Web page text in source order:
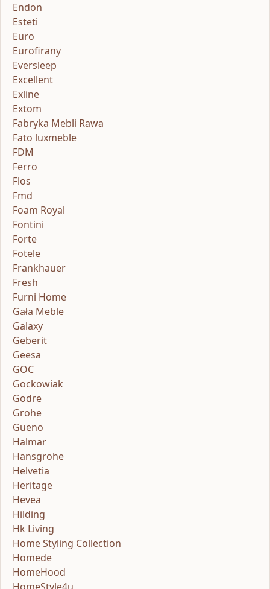
Endon
Esteti
Euro
Eurofirany
Eversleep
Excellent
Exline
Extom
Fabryka Mebli Rawa
Fato luxmeble
FDM
Ferro
Flos
Fmd
Foam Royal
Fontini
Forte
Fotele
Frankhauer
Fresh
Furni Home
Gała Meble
Galaxy
Geberit
Geesa
GOC
Gockowiak
Godre
Grohe
Gueno
Halmar
Hansgrohe
Helvetia
Heritage
Hevea
Hilding
Hk Living
Home Styling Collection
Homede
HomeHood